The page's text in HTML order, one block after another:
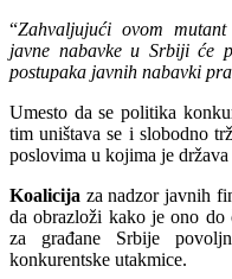
“Zahvaljujući ovom
javne nabavke u Srbiji će
postupaka javnih nabavki
Umesto da se politika
tim uništava se i slobodno
poslovima u kojima je država
Koalicija za nadzor javnih
da obrazloži kako je ono do
za građane Srbije
konkurentske utakmice.